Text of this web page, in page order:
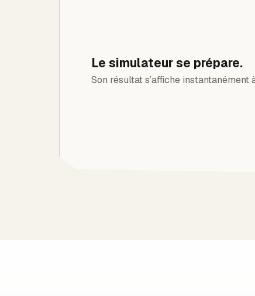
Le simulateur se prépare.
Son résultat s’affiche instantanément